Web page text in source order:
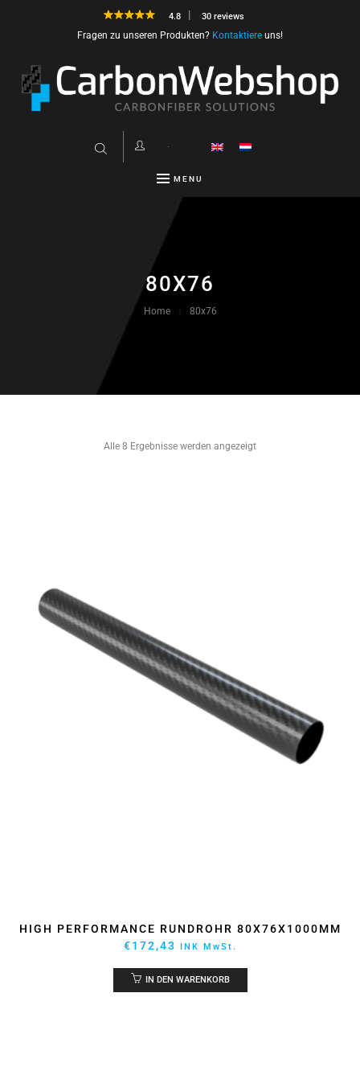
4.8 30 reviews
Fragen zu unseren Produkten? Kontaktiere uns!
MENU
80X76
Home 80x76
Alle 8 Ergebnisse werden angezeigt
HIGH PERFORMANCE RUNDROHR 80X76X1000MM
€172,43 INK MwSt.
IN DEN WARENKORB